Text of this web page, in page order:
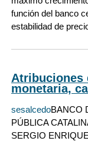
función del banco
estabilidad de
Atribuciones
monetaria,
sesalcedoBANCO
PÚBLICA
SERGIO